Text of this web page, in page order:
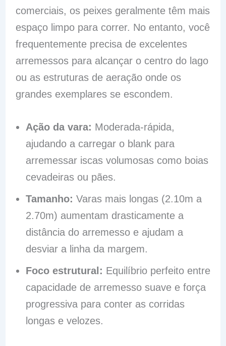
comerciais, os peixes geralmente têm mais
espaço limpo para correr. No entanto, você
frequentemente precisa de excelentes
arremessos para alcançar o centro do lago
ou as estruturas de aeração onde os
grandes exemplares se escondem.
Ação da vara: Moderada-rápida,
ajudando a carregar o blank para
arremessar iscas volumosas como boias
cevadeiras ou pães.
Tamanho: Varas mais longas (2.10m a
2.70m) aumentam drasticamente a
distância do arremesso e ajudam a
desviar a linha da margem.
Foco estrutural: Equilíbrio perfeito entre
capacidade de arremesso suave e força
progressiva para conter as corridas
longas e velozes.